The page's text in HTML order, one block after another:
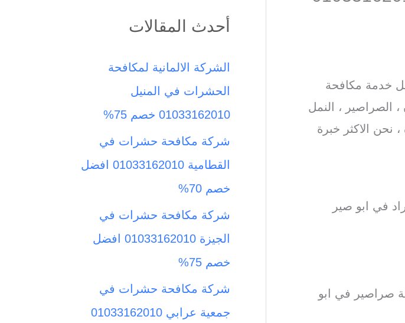
خدمة مكافحة
الصراصير ، النمل
نحن الاكثر خبرة
في ابو صير
صراصير في ابو
ب
ث
ع
ن
أحدث المقالات
الشركة الالمانية لمكافحة
الحشرات في المنيل
01033162010 خصم 75%
شركة مكافحة حشرات في
القطامية 01033162010 افضل
خصم 70%
شركة مكافحة حشرات في
الجيزة 01033162010 افضل
خصم 75%
شركة مكافحة حشرات في
جمعية عرابي 01033162010